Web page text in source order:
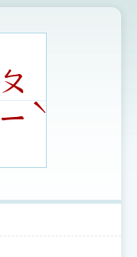
示
圖
ㄆ
ㄧˋ